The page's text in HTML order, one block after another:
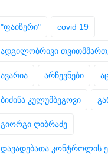
"ფაიზერი" covid 19
ადგილობრივი
ავარია არჩევნები
ბიძინა კულუმბეგოვი
გიორგი ღიბრაძე
დავადებათა კონტროლის